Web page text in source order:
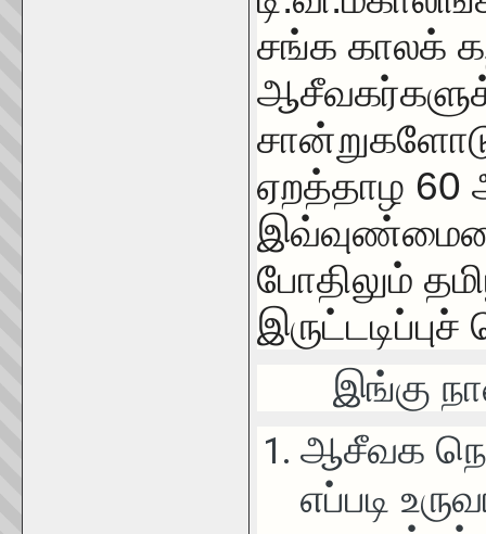
சங்க காலக்
ஏறத்தாழ 60
போதிலும்
இங்கு
ஆசீவக
எப்படி